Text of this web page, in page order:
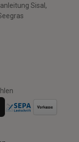
Sisal,